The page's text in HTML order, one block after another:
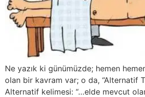
Ne yazık ki günümüzde; hemen
olan bir kavram var; o da, “Alternatif
Alternatif kelimesi: “…elde mevcut